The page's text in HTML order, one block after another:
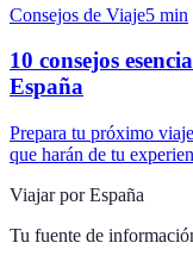
Consejos de Viaje5 min
10 consejos
España
Prepara tu próximo
que harán de tu
Viajar por España
Tu fuente de